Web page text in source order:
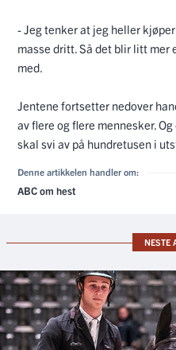
- Jeg tenker at jeg heller
masse dritt. Så det blir litt mer
med.
Jentene fortsetter nedover
av flere og flere mennesker.
skal svi av på hundretusen i
Denne artikkelen handler om:
ABC om hest
NESTE